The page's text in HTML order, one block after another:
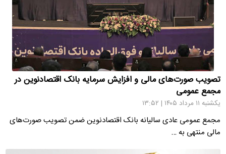
تصویب صورت‌های مالی و افزایش سرمایه بانک اقتصادنوین در
مجمع عمومی
یکشنبه ۱۱ مرداد ۱۴۰۵ | ۱۳:۵۲
مجمع عمومی عادی سالیانه بانک اقتصادنوین ضمن تصویب صورت‌های
مالی منتهی به …